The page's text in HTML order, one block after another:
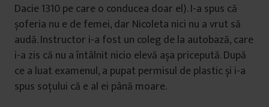
Dacie 1310 pe care o conducea doar el). I-a spus că
șoferia nu e de femei, dar Nicoleta nici nu a vrut să
audă. Instructor i-a fost un coleg de la autobază, care
i-a zis că nu a întâlnit nicio elevă așa pricepută. După
ce a luat examenul, a pupat permisul de plastic și i-a
spus soțului că e al ei până moare.